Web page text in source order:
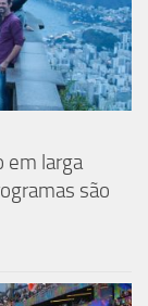
em larga
são